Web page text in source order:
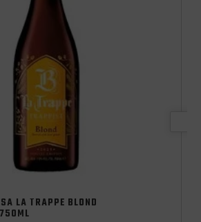
LA TRAPPE BLOND